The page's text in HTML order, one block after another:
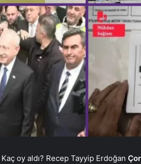
Kaç oy aldı? Recep Tayyip Erdoğan